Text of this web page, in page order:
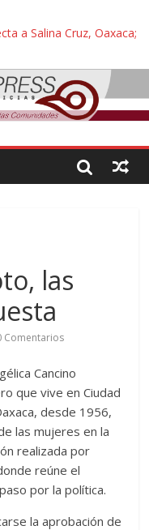
a Salina Cruz, Oaxaca;
denuncian daños de
Bienestar de
amparo
se reúnen con titular de
de nuevo despojo de su
las
Comentarios
Cancino
que vive en Ciudad
desde 1956,
las mujeres en la
realizada por
reúne el
por la política.
la aprobación de